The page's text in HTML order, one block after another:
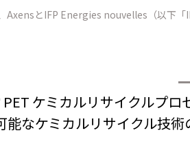
ケミカルリサイクルプロ
なケミカルリサイクル技術